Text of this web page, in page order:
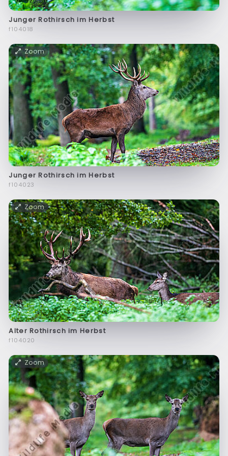
Junger Rothirsch im Herbst
f104018
Zoom
Junger Rothirsch im Herbst
f104023
Zoom
Alter Rothirsch im Herbst
f104020
Zoom